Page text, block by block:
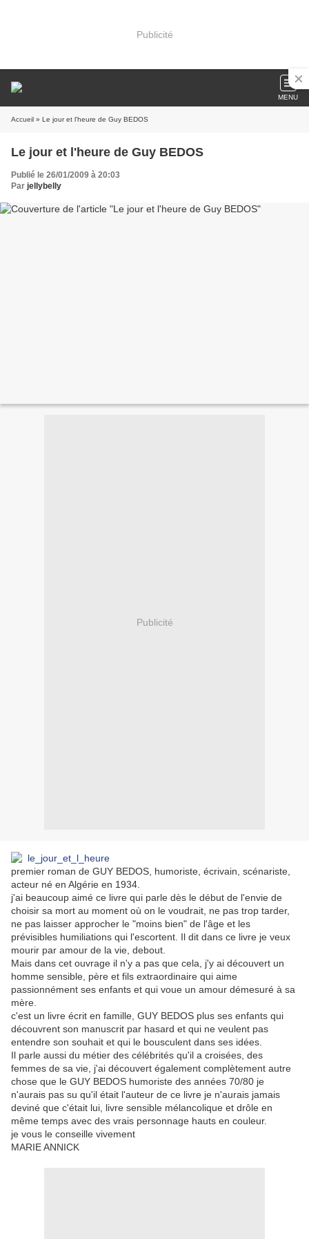
Publicité
MENU
Accueil » Le jour et l'heure de Guy BEDOS
Le jour et l'heure de Guy BEDOS
Publié le 26/01/2009 à 20:03
Par jellybelly
Publicité
premier roman de GUY BEDOS, humoriste, écrivain, scénariste,
acteur né en Algérie en 1934.
j'ai beaucoup aimé ce livre qui parle dès le début de l'envie de
choisir sa mort au moment où on le voudrait, ne pas trop tarder,
ne pas laisser approcher le "moins bien" de l'âge et les
prévisibles humiliations qui l'escortent. Il dit dans ce livre je veux
mourir par amour de la vie, debout.
Mais dans cet ouvrage il n'y a pas que cela, j'y ai découvert un
homme sensible, père et fils extraordinaire qui aime
passionnément ses enfants et qui voue un amour démesuré à sa
mère.
c'est un livre écrit en famille, GUY BEDOS plus ses enfants qui
découvrent son manuscrit par hasard et qui ne veulent pas
entendre son souhait et qui le bousculent dans ses idées.
Il parle aussi du métier des célébrités qu'il a croisées, des
femmes de sa vie, j'ai découvert également complètement autre
chose que le GUY BEDOS humoriste des années 70/80 je
n'aurais pas su qu'il était l'auteur de ce livre je n'aurais jamais
deviné que c'était lui, livre sensible mélancolique et drôle en
même temps avec des vrais personnage hauts en couleur.
je vous le conseille vivement
MARIE ANNICK